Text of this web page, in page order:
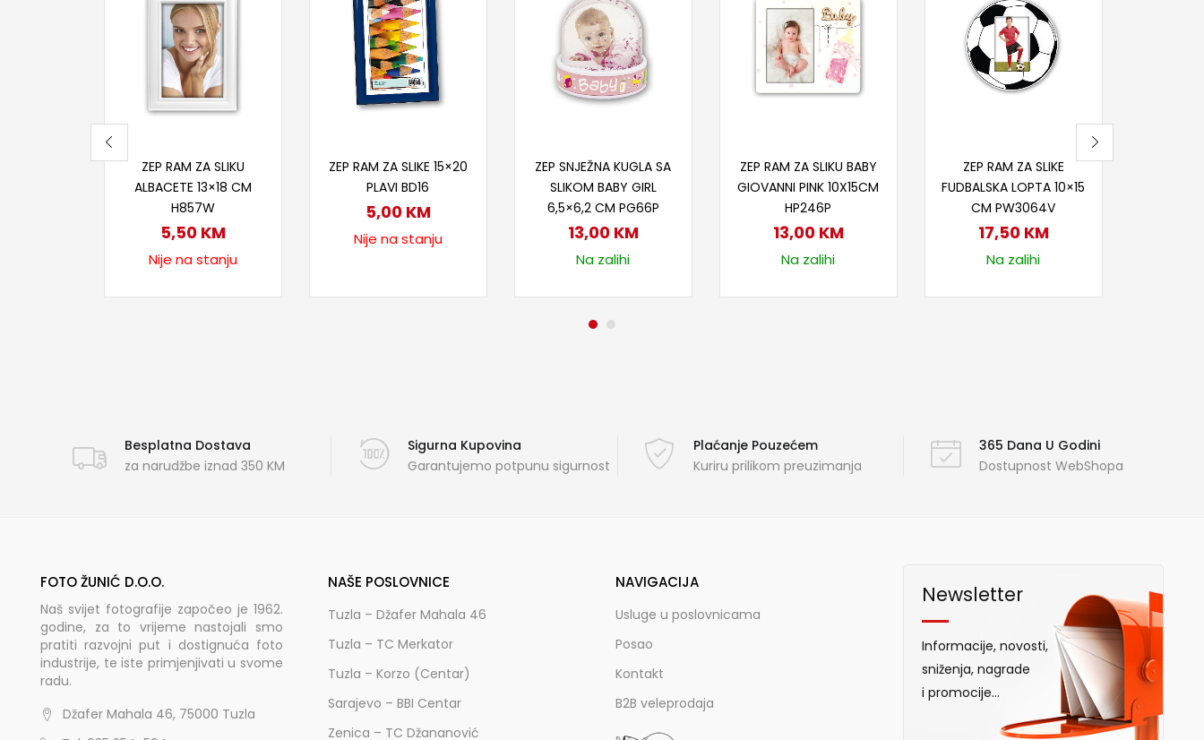
ZEP RAM ZA SLIKU
ALBACETE 13×18 CM
H857W
5,50 KM
Nije na stanju
ZEP RAM ZA SLIKE 15×20
PLAVI BD16
5,00 KM
Nije na stanju
ZEP SNJEŽNA KUGLA SA
SLIKOM BABY GIRL
6,5×6,2 CM PG66P
13,00 KM
Na zalihi
ZEP RAM ZA SLIKU BABY
GIOVANNI PINK 10X15CM
HP246P
13,00 KM
Na zalihi
ZEP RAM ZA SLIKE
FUDBALSKA LOPTA 10×15
CM PW3064V
17,50 KM
Na zalihi
Besplatna Dostava
za narudžbe iznad 350 KM
Sigurna Kupovina
Garantujemo potpunu sigurnost
Plaćanje Pouzećem
Kuriru prilikom preuzimanja
365 Dana U Godini
Dostupnost WebShopa
FOTO ŽUNIĆ D.O.O.
Naš svijet fotografije započeo je 1962.
godine, za to vrijeme nastojali smo
pratiti razvojni put i dostignuća foto
industrije, te iste primjenjivati u svome
radu.
Džafer Mahala 46, 75000 Tuzla
NAŠE POSLOVNICE
Tuzla – Džafer Mahala 46
Tuzla – TC Merkator
Tuzla – Korzo (Centar)
Sarajevo – BBI Centar
Zenica – TC Džananović
NAVIGACIJA
Usluge u poslovnicama
Posao
Kontakt
B2B veleprodaja
Newsletter
Informacije, novosti,
sniženja, nagrade
i promocije...